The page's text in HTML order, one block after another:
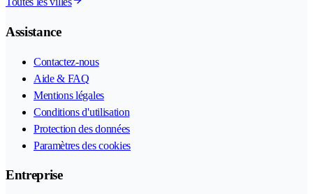
Assistance
Contactez-nous
Aide & FAQ
Mentions légales
Conditions d'utilisation
Protection des données
Paramètres des cookies
Entreprise